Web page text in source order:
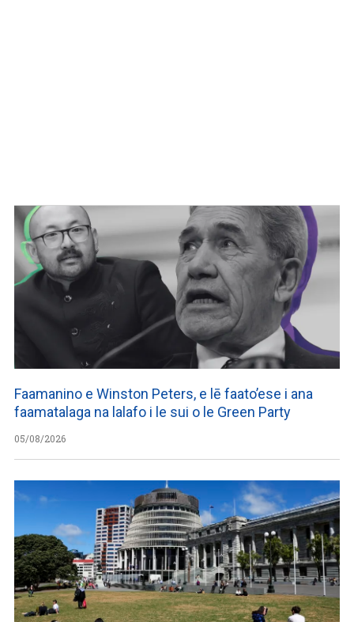
Faamanino e Winston Peters, e lē faato’ese i ana
faamatalaga na lalafo i le sui o le Green Party
05/08/2026